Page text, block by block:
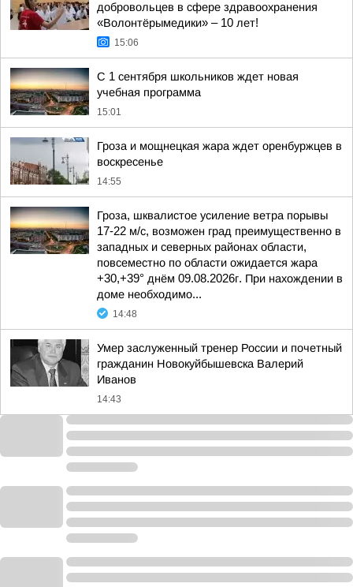
добровольцев в сфере здравоохранения
«Волонтёрымедики» – 10 лет!
15:06
С 1 сентября школьников ждет новая
учебная программа
15:01
Гроза и мощнецкая жара ждет оренбуржцев в
воскресенье
14:55
Гроза, шквалистое усиление ветра порывы
17-22 м/с, возможен град преимущественно в
западных и северных районах области,
повсеместно по области ожидается жара
+30,+39° днём 09.08.2026г. При нахождении в
доме необходимо...
14:48
Умер заслуженный тренер России и почетный
гражданин Новокуйбышевска Валерий
Иванов
14:43